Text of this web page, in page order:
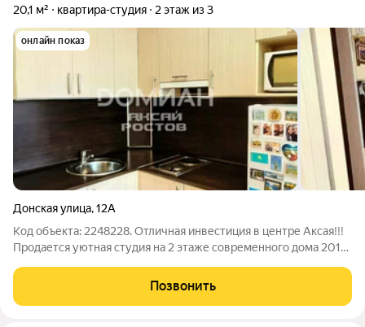
20,1 м² квартира-студия 2 этаж из 3
онлайн показ
Донская улица,12А
Код объекта: 2248228. Отличная инвестиция в центре Аксая!!!
Продается уютная студия на 2 этаже современного дома 2017
пространства и света. Квартира идеально подходит для
проживания одного двух
Позвонить